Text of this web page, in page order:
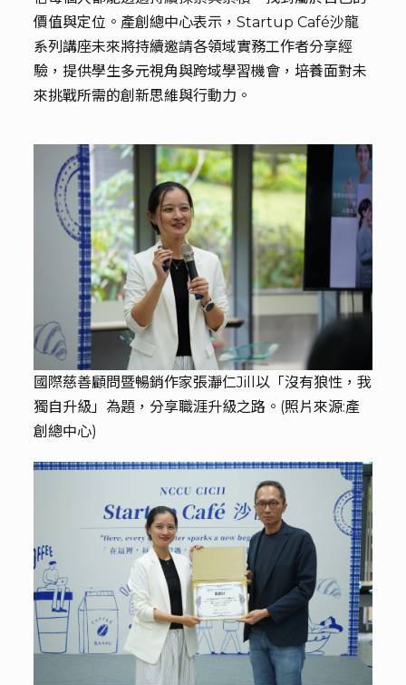
價值與定位。產創總中心表示，Startup Café沙龍
系列講座未來將持續邀請各領域實務工作者分享經
驗，提供學生多元視角與跨域學習機會，培養面對未
來挑戰所需的創新思維與行動力。
國際慈善顧問暨暢銷作家張瀞仁Jill以「沒有狼性，我
獨自升級」為題，分享職涯升級之路。(照片來源:產
創總中心)